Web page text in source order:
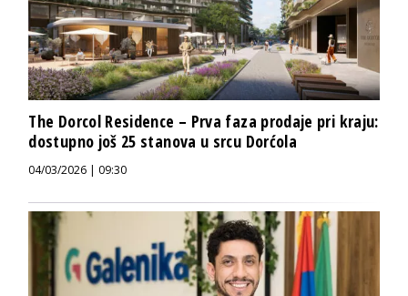
The Dorcol Residence – Prva faza prodaje pri kraju:
dostupno još 25 stanova u srcu Dorćola
04/03/2026 | 09:30